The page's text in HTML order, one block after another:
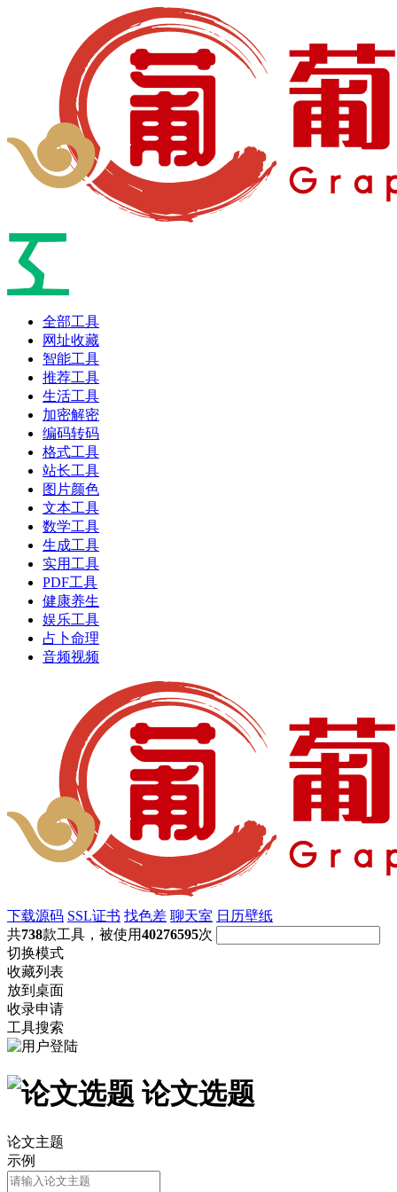
全部工具
网址收藏
智能工具
推荐工具
生活工具
加密解密
编码转码
格式工具
站长工具
图片颜色
文本工具
数学工具
生成工具
实用工具
PDF工具
健康养生
娱乐工具
占卜命理
音频视频
下载源码 SSL证书 找色差 聊天室 日历壁纸
共738款工具，被使用40276595次
切换模式
收藏列表
放到桌面
收录申请
工具搜索
论文选题
论文主题
示例